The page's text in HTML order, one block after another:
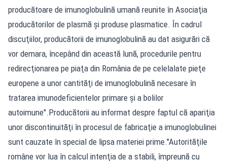
producătoare de imunoglobulină umană reunite în Asociaţia
producătorilor de plasmă şi produse plasmatice. În cadrul
discuţiilor, producătorii de imunoglobulină au dat asigurări că
vor demara, începând din această lună, procedurile pentru
redirecţionarea pe piaţa din România de pe celelalate pieţe
europene a unor cantităţi de imunoglobulină necesare în
tratarea imunodeficientelor primare şi a bolilor
autoimune".Producătorii au informat despre faptul că apariţia
unor discontinuităţi în procesul de fabricaţie a imunoglobulinei
sunt cauzate în special de lipsa materiei prime."Autorităţile
române vor lua în calcul intenţia de a stabili, împreună cu